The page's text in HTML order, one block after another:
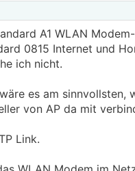
A1 WLAN
0815 Internet und
ich nicht.
es am
von AP da mit
Link.